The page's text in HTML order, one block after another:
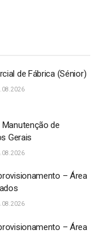
de Fábrica (Sénior)
de
Gerais
– Área
– Área